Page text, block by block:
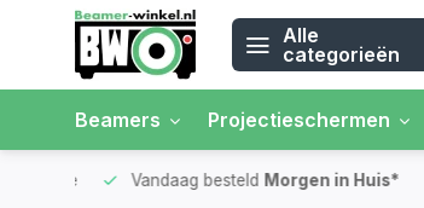
Alle
categorieën
Beamers Projectieschermen
Vandaag besteldMorgen in Huis*